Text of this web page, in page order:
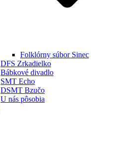
Folklórny súbor Sinec
DFS Zrkadielko
Bábkové divadlo
SMT Echo
DSMT Bzučo
U nás pôsobia